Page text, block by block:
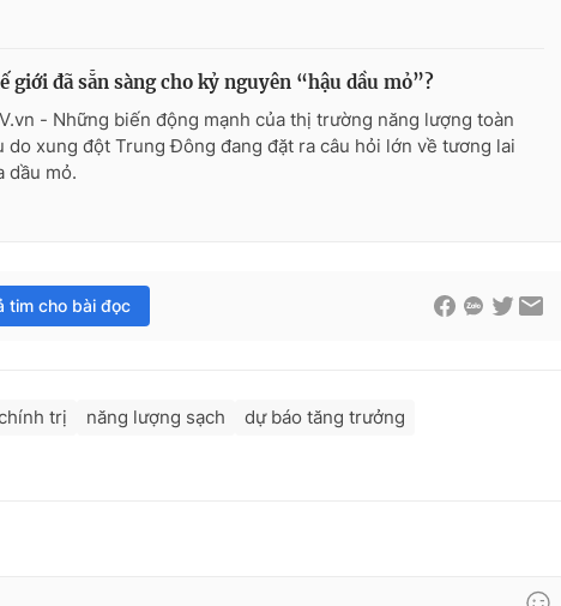
giới đã sẵn sàng cho kỷ nguyên “hậu dầu mỏ”?
- Những biến động mạnh của thị trường năng lượng toàn
do xung đột Trung Đông đang đặt ra câu hỏi lớn về tương lai
dầu mỏ.
tim cho bài đọc
trị năng lượng sạch
dự báo tăng trưởng